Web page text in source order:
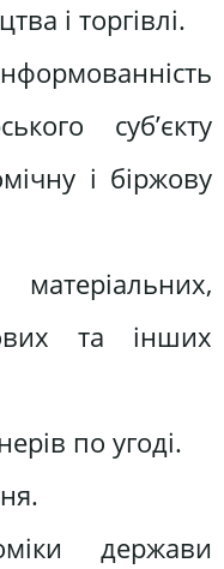
і торгівлі.
суб’єкту
і біржову
матеріальних,
та інших
по угоді.
держави